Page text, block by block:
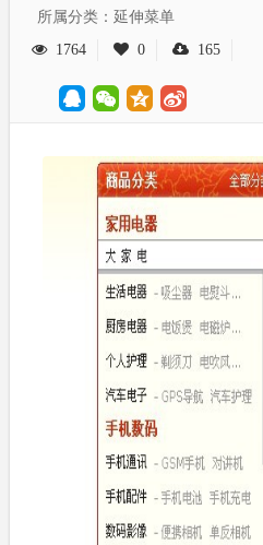
所属分类：延伸菜单
1764
0 165